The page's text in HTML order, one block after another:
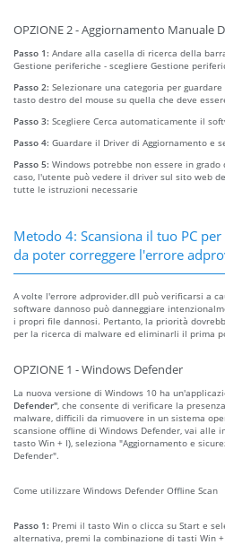
OPZIONE 2 - Aggiornamento Manuale
Passo 1: Andare alla casella di ricerca della
Gestione periferiche - scegliere Gestione
Passo 2: Selezionare una categoria per
tasto destro del mouse su quella che deve
Passo 3: Scegliere Cerca automaticamente il
Passo 4: Guardare il Driver di Aggiornamento e
Passo 5: Windows potrebbe non essere in
caso, l'utente può vedere il driver sul sito web
tutte le istruzioni necessarie
Metodo 4: Scansiona il tuo PC
da poter correggere l'errore
A volte l'errore adprovider.dll può verificarsi a
software dannoso può danneggiare
i propri file dannosi. Pertanto, la priorità
per la ricerca di malware ed eliminarli il prima
OPZIONE 1 - Windows Defender
La nuova versione di Windows 10 ha
Defender" , che consente di verificare la
malware, difficili da rimuovere in un sistema
scansione offline di Windows Defender, vai alle
tasto Win + I), seleziona "Aggiornamento e
Defender".
Come utilizzare Windows Defender Offline Scan
Passo 1: Premi il tasto Win o clicca su Start e
alternativa, premi la combinazione di tasti Win +